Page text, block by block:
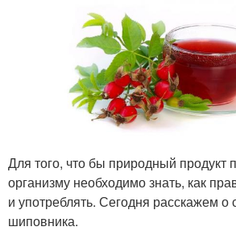
Для того, что бы природный продукт
организму необходимо знать, как
и употреблять. Сегодня расскажем о
шиповника.